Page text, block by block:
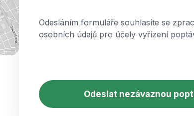
Odesláním formuláře souhlasíte se
osobních údajů pro účely vyřízení